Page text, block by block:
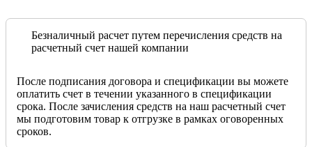
Безналичный расчет путем перечисления средств на
расчетный счет нашей компании
После подписания договора и спецификации вы можете
оплатить счет в течении указанного в спецификации
срока. После зачисления средств на наш расчетный счет
мы подготовим товар к отгрузке в рамках оговоренных
сроков.